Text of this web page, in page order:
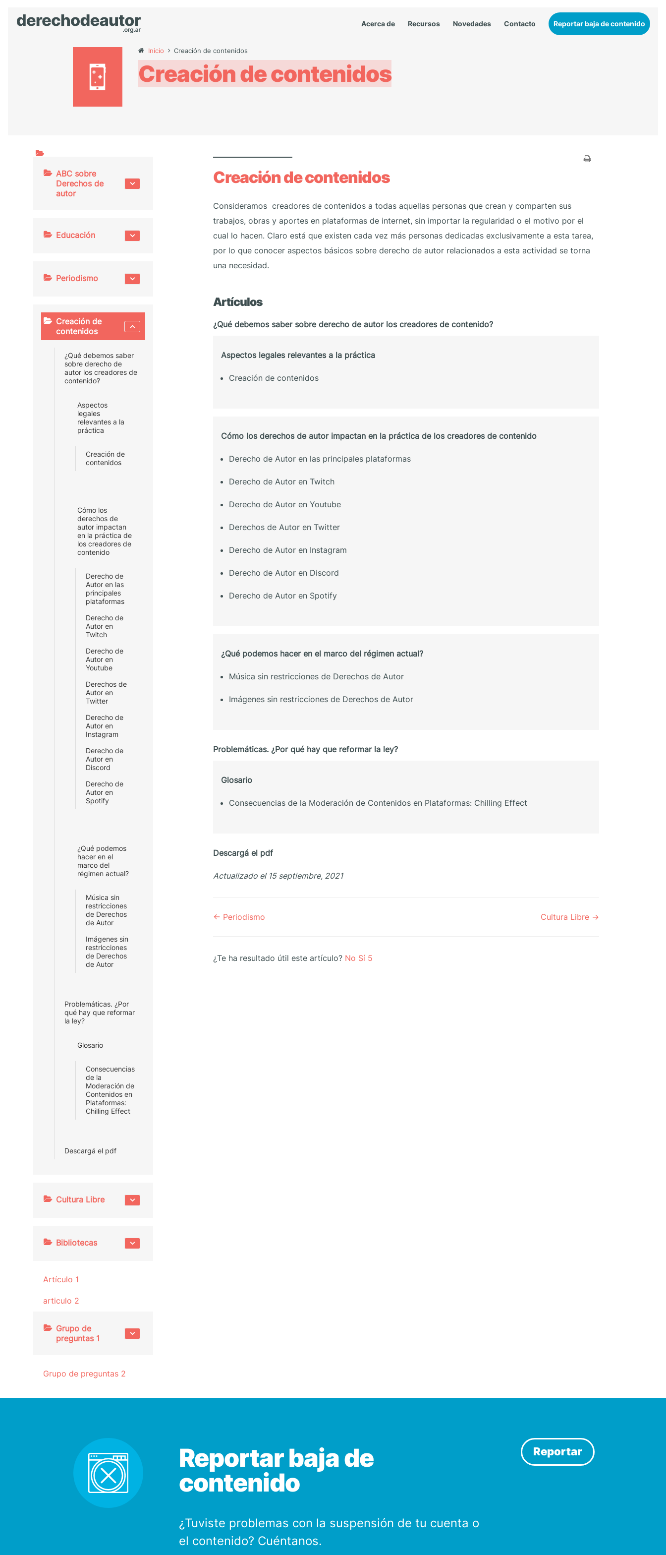
Acerca de Recursos Novedades Contacto Reportar baja de contenido
Inicio Creación de contenidos
Creación de contenidos
ABC sobre
Derechos de
autor
Educación
Periodismo
Creación de
contenidos
¿Qué debemos saber
sobre derecho de
autor los creadores de
contenido?
Aspectos
legales
relevantes a la
práctica
Creación de
contenidos
Cómo los
derechos de
autor impactan
en la práctica de
los creadores de
contenido
Derecho de
Autor en las
principales
plataformas
Derecho de
Autor en
Twitch
Derecho de
Autor en
Youtube
Derechos de
Autor en
Twitter
Derecho de
Autor en
Instagram
Derecho de
Autor en
Discord
Derecho de
Autor en
Spotify
¿Qué podemos
hacer en el
marco del
régimen actual?
Música sin
restricciones
de Derechos
de Autor
Imágenes sin
restricciones
de Derechos
de Autor
Problemáticas. ¿Por
qué hay que reformar
la ley?
Glosario
Consecuencias
de la
Moderación de
Contenidos en
Plataformas:
Chilling Effect
Descargá el pdf
Cultura Libre
Bibliotecas
Artículo 1
articulo 2
Grupo de
preguntas 1
Grupo de preguntas 2
Creación de contenidos
Consideramos creadores de contenidos a todas aquellas personas que crean y comparten sus
trabajos, obras y aportes en plataformas de internet, sin importar la regularidad o el motivo por el
cual lo hacen. Claro está que existen cada vez más personas dedicadas exclusivamente a esta tarea,
por lo que conocer aspectos básicos sobre derecho de autor relacionados a esta actividad se torna
una necesidad.
Artículos
¿Qué debemos saber sobre derecho de autor los creadores de contenido?
Aspectos legales relevantes a la práctica
Creación de contenidos
Cómo los derechos de autor impactan en la práctica de los creadores de contenido
Derecho de Autor en las principales plataformas
Derecho de Autor en Twitch
Derecho de Autor en Youtube
Derechos de Autor en Twitter
Derecho de Autor en Instagram
Derecho de Autor en Discord
Derecho de Autor en Spotify
¿Qué podemos hacer en el marco del régimen actual?
Música sin restricciones de Derechos de Autor
Imágenes sin restricciones de Derechos de Autor
Problemáticas. ¿Por qué hay que reformar la ley?
Glosario
Consecuencias de la Moderación de Contenidos en Plataformas: Chilling Effect
Descargá el pdf
Actualizado el 15 septiembre, 2021
Navegación
← Periodismo Cultura Libre →
¿Te ha resultado útil este artículo? No Sí 5
Reportar baja de
contenido
¿Tuviste problemas con la suspensión de tu cuenta o
el contenido? Cuéntanos.
Reportar